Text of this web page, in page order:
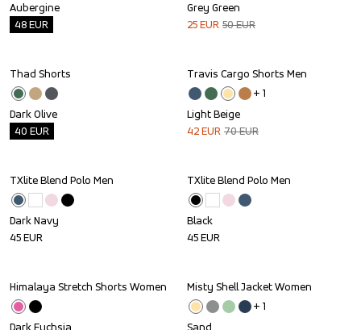
Aubergine
48EUR
Grey Green
25EUR 50EUR
Outlet
Thad Shorts
Dark Olive
40 EUR
Sale
Travis Cargo Shorts Men
+ 1
Light Beige
42EUR 70EUR
TXlite Blend Polo Men
Dark Navy
45EUR
TXlite Blend Polo Men
Black
45EUR
Outlet
Himalaya Stretch Shorts Women
Dark Fuchsia
Sale
Misty Shell Jacket Women
+ 1
Sand